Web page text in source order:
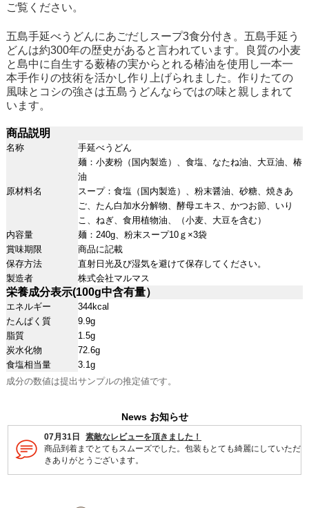
ご覧ください。
五島手延べうどんにあごだしスープ3食分付き。五島手延う
どんは約300年の歴史があると言われています。良質の小麦
と島中に自生する薮椿の実からとれる椿油を使用し一本一
本手作りの技術を活かし作り上げられました。作りたての
風味とコシの強さは五島うどんならではの味と親しまれて
います。
商品説明
名称 手延べうどん
原材料名
麺：小麦粉（国内製造）、食塩、なたね油、大豆油、椿
油
スープ：食塩（国内製造）、粉末醤油、砂糖、焼きあ
ご、たん白加水分解物、酵母エキス、かつお節、いり
こ、ねぎ、食用植物油、（小麦、大豆を含む）
内容量
麺：240g、粉末スープ10ｇ×3袋
賞味期限
商品に記載
保存方法
直射日光及び湿気を避けて保存してください。
製造者
株式会社マルマス
栄養成分表示(100g中含有量）
エネルギー
344kcal
たんぱく質
9.9g
脂質
1.5g
炭水化物
72.6g
食塩相当量
3.1g
成分の数値は提出サンプルの推定値です。